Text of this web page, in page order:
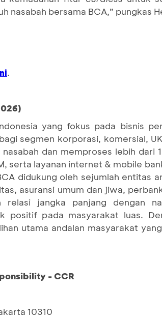
nasabah bersama BCA,” pungkas
.
yang fokus pada bisnis
segmen korporasi, komersial,
dan memproses lebih dari
serta layanan internet & mobile
didukung oleh sejumlah entitas
asuransi umum dan jiwa,
jangka panjang dengan
positif pada masyarakat luas.
utama andalan masyarakat
- CCR
10310